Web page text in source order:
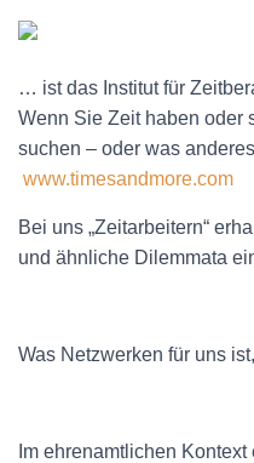
… ist das Institut für
Wenn Sie Zeit haben oder
suchen – oder was
www.timesandmore.com
Bei uns „Zeitarbeitern“
und ähnliche Dilemmata
Was Netzwerken für uns
Im ehrenamtlichen